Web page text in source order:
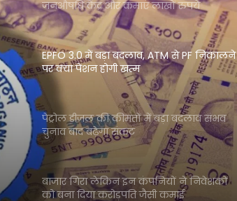
जनऔषधि केंद्र और कमाएं लाखों रुपये
EPFO 3.0 में बड़ा बदलाव, ATM से PF निकालने
पर क्या पेंशन होगी खत्म
पेट्रोल डीजल की कीमतों में बड़ा बदलाव संभव
चुनाव बाद बढ़ेगा संकट
बाजार गिरा लेकिन इन कंपनियों ने निवेशकों
को बना दिया करोड़पति जैसी कमाई